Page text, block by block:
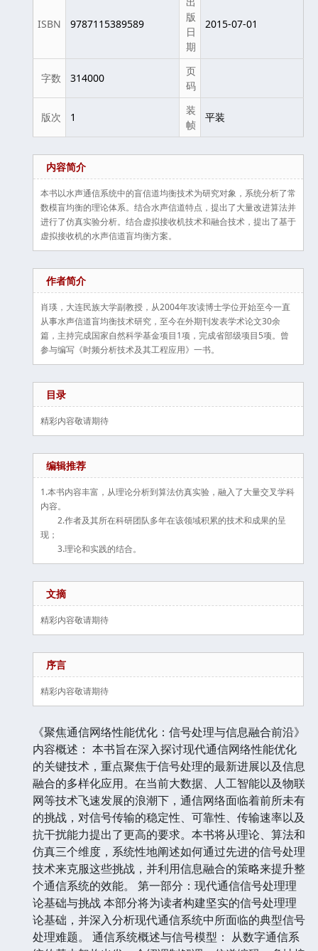
ISBN 9787115389589
版
日
期
2015-07-01
字数 314000
页
码
版次 1
装
帧
平装
内容简介
本书以水声通信系统中的盲信道均衡技术为研究对象，系统分析了常
数模盲均衡的理论体系。结合水声信道特点，提出了大量改进算法并
进行了仿真实验分析。结合虚拟接收机技术和融合技术，提出了基于
虚拟接收机的水声信道盲均衡方案。
作者简介
肖瑛，大连民族大学副教授，从2004年攻读博士学位开始至今一直
从事水声信道盲均衡技术研究，至今在外期刊发表学术论文30余
篇，主持完成国家自然科学基金项目1项，完成省部级项目5项。曾
参与编写《时频分析技术及其工程应用》一书。
目录
精彩内容敬请期待
编辑推荐
1.本书内容丰富，从理论分析到算法仿真实验，融入了大量交叉学科
内容。
2.作者及其所在科研团队多年在该领域积累的技术和成果的呈
现；
3.理论和实践的结合。
文摘
精彩内容敬请期待
序言
精彩内容敬请期待
《聚焦通信网络性能优化：信号处理与信息融合前沿》
内容概述： 本书旨在深入探讨现代通信网络性能优化
的关键技术，重点聚焦于信号处理的最新进展以及信息
融合的多样化应用。在当前大数据、人工智能以及物联
网等技术飞速发展的浪潮下，通信网络面临着前所未有
的挑战，对信号传输的稳定性、可靠性、传输速率以及
抗干扰能力提出了更高的要求。本书将从理论、算法和
仿真三个维度，系统性地阐述如何通过先进的信号处理
技术来克服这些挑战，并利用信息融合的策略来提升整
个通信系统的效能。 第一部分：现代通信信号处理理
论基础与挑战 本部分将为读者构建坚实的信号处理理
论基础，并深入分析现代通信系统中所面临的典型信号
处理难题。 通信系统概述与信号模型： 从数字通信系